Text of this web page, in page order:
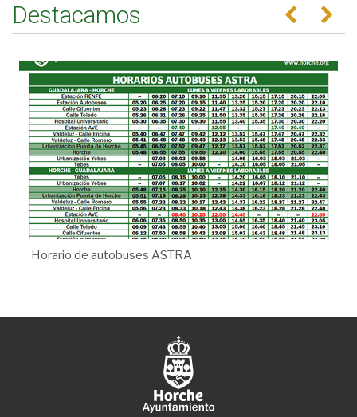
Destacamos Anterior
Horario de autobuses ASTRA